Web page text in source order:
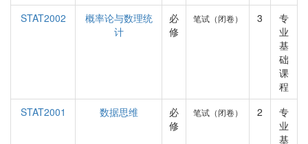
STAT2002
概率论与数理统
计
必
修
笔试（闭卷） 3
专
业
基
础
课
程
STAT2001
数据思维
必
修
笔试（闭卷） 2
专
业
基